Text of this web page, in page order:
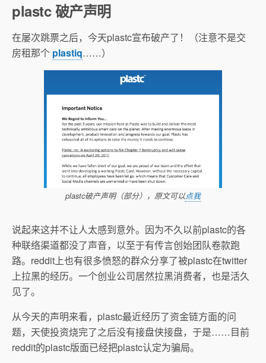
plastc 破产声明
在屡次跳票之后，今天plastc宣布破产了！（注意不是交
房租那个 plastiq……）
plastc破产声明（部分），原文可以点我
说起来这并不让人太感到意外。因为不久以前plastc的各
种联络渠道都没了声音，以至于有传言创始团队卷款跑
路。reddit上也有很多愤怒的群众分享了被plastc在twitter
上拉黑的经历。一个创业公司居然拉黑消费者，也是活久
见了。
从今天的声明来看，plastc最近经历了资金链方面的问
题，天使投资烧完了之后没有接盘侠接盘，于是……目前
reddit的plastc版面已经把plastc认定为骗局。